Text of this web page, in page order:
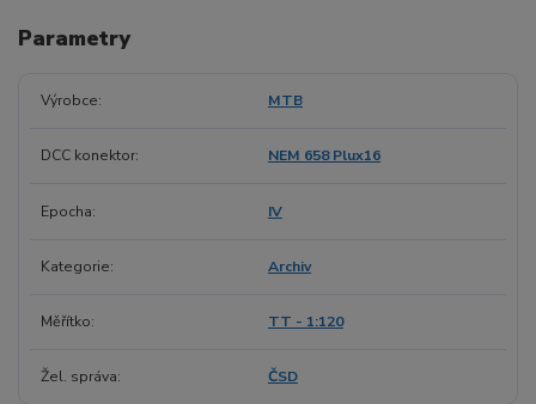
Parametry
Výrobce MTB
DCC konektor NEM 658 Plux16
Epocha IV
Kategorie Archiv
Měřítko TT - 1:120
Žel. správa ČSD